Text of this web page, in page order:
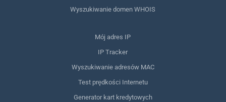
Wyszukiwanie domen WHOIS
Mój adres IP
IP Tracker
Wyszukiwanie adresów MAC
Test prędkości Internetu
Generator kart kredytowych